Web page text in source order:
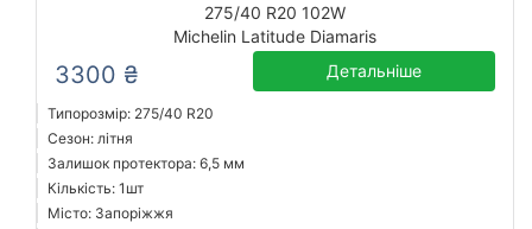
275/40 R20 102W
Michelin Latitude Diamaris
3300 ₴ Детальніше
Типорозмір: 275/40 R20
Сезон: літня
Залишок протектора: 6,5 мм
Кількість: 1шт
Місто: Запоріжжя